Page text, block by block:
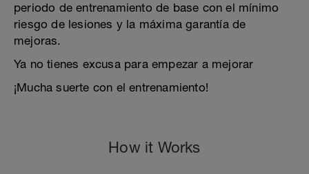
periodo de entrenamiento de base con el mínimo
riesgo de lesiones y la máxima garantía de
mejoras.
Ya no tienes excusa para empezar a mejorar
¡Mucha suerte con el entrenamiento!
How it Works